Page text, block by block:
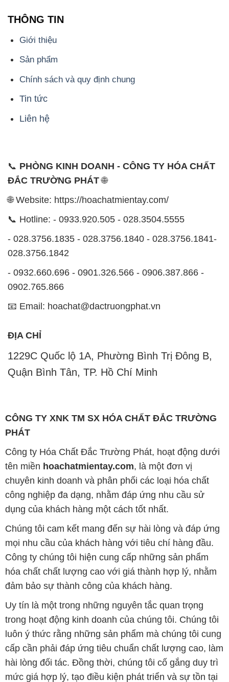
THÔNG TIN
Giới thiệu
Sản phẩm
Chính sách và quy định chung
Tin tức
Liên hệ
📞 PHÒNG KINH DOANH - CÔNG TY HÓA CHẤT
ĐẮC TRƯỜNG PHÁT🌐
🌐 Website: https://hoachatmientay.com/
📞 Hotline: - 0933.920.505 - 028.3504.5555
- 028.3756.1835 - 028.3756.1840 - 028.3756.1841-
028.3756.1842
- 0932.660.696 - 0901.326.566 - 0906.387.866 -
0902.765.866
📧 Email: hoachat@dactruongphat.vn
ĐỊA CHỈ
1229C Quốc lộ 1A, Phường Bình Trị Đông B,
Quận Bình Tân, TP. Hồ Chí Minh
CÔNG TY XNK TM SX HÓA CHẤT ĐẮC TRƯỜNG
PHÁT
Công ty Hóa Chất Đắc Trường Phát, hoạt động dưới
tên miền hoachatmientay.com, là một đơn vị
chuyên kinh doanh và phân phối các loại hóa chất
công nghiệp đa dạng, nhằm đáp ứng nhu cầu sử
dụng của khách hàng một cách tốt nhất.
Chúng tôi cam kết mang đến sự hài lòng và đáp ứng
mọi nhu cầu của khách hàng với tiêu chí hàng đầu.
Công ty chúng tôi hiện cung cấp những sản phẩm
hóa chất chất lượng cao với giá thành hợp lý, nhằm
đảm bảo sự thành công của khách hàng.
Uy tín là một trong những nguyên tắc quan trọng
trong hoạt động kinh doanh của chúng tôi. Chúng tôi
luôn ý thức rằng những sản phẩm mà chúng tôi cung
cấp cần phải đáp ứng tiêu chuẩn chất lượng cao, làm
hài lòng đối tác. Đồng thời, chúng tôi cố gắng duy trì
mức giá hợp lý, tạo điều kiện phát triển và sự tồn tại